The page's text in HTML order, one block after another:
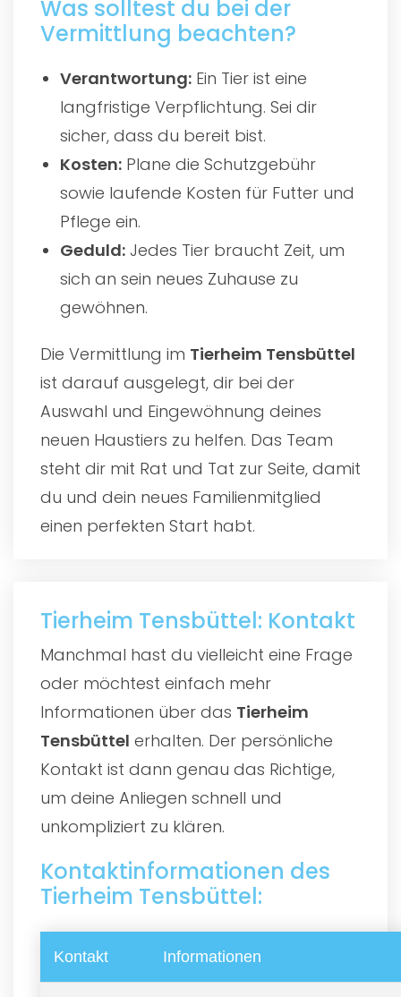
Was solltest du bei der
Vermittlung beachten?
Verantwortung: Ein Tier ist eine
langfristige Verpflichtung. Sei dir
sicher, dass du bereit bist.
Kosten: Plane die Schutzgebühr
sowie laufende Kosten für Futter und
Pflege ein.
Geduld: Jedes Tier braucht Zeit, um
sich an sein neues Zuhause zu
gewöhnen.
Die Vermittlung im Tierheim Tensbüttel
ist darauf ausgelegt, dir bei der
Auswahl und Eingewöhnung deines
neuen Haustiers zu helfen. Das Team
steht dir mit Rat und Tat zur Seite, damit
du und dein neues Familienmitglied
einen perfekten Start habt.
Tierheim Tensbüttel: Kontakt
Manchmal hast du vielleicht eine Frage
oder möchtest einfach mehr
Informationen über das Tierheim
Tensbüttel erhalten. Der persönliche
Kontakt ist dann genau das Richtige,
um deine Anliegen schnell und
unkompliziert zu klären.
Kontaktinformationen des
Tierheim Tensbüttel:
Kontakt Informationen